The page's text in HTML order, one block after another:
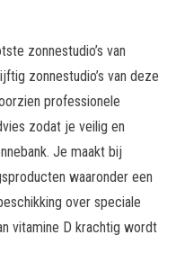
zonnestudio’s van
zonnestudio’s van deze
professionele
zodat je veilig en
Je maakt bij
waaronder een
over speciale
vitamine D krachtig wordt